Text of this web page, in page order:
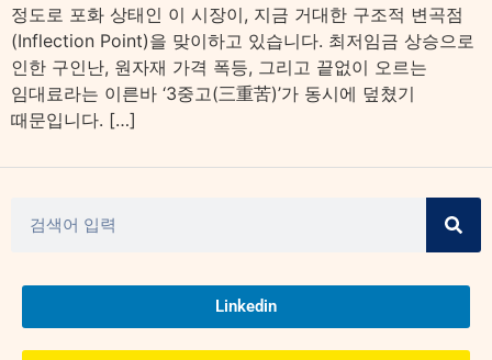
정도로 포화 상태인 이 시장이, 지금 거대한 구조적 변곡점
(Inflection Point)을 맞이하고 있습니다. 최저임금 상승으로
인한 구인난, 원자재 가격 폭등, 그리고 끝없이 오르는
임대료라는 이른바 ‘3중고(三重苦)’가 동시에 덮쳤기
때문입니다. […]
Linkedin